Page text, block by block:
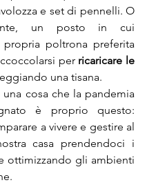
e set di pennelli. O
un posto in cui
poltrona preferita
per ricaricare le
una tisana.
una cosa che la pandemia
è proprio questo:
a vivere e gestire al
casa prendendoci i
ottimizzando gli ambienti